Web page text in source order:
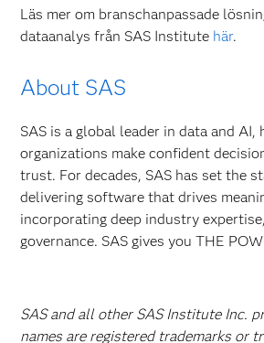
Läs mer om branschanpassade
dataanalys från SAS Institute här.
About SAS
SAS is a global leader in data and AI,
organizations make confident
trust. For decades, SAS has set the
delivering software that drives
incorporating deep industry
governance. SAS gives you THE
SAS and all other SAS Institute Inc.
names are registered trademarks or